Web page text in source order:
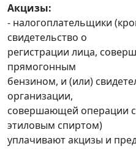
Акцизы:
- налогоплательщики
свидетельство о
регистрации лица,
прямогонным
бензином, и (или)
организации,
совершающей операции
этиловым спиртом)
уплачивают акцизы и